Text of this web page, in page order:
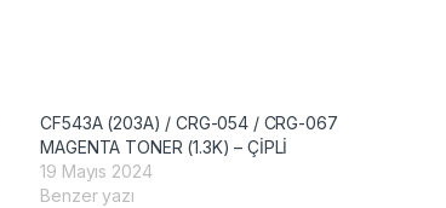
CF543A (203A) / CRG-054 / CRG-067
MAGENTA TONER (1.3K) – ÇİPLİ
19 Mayıs 2024
Benzer yazı